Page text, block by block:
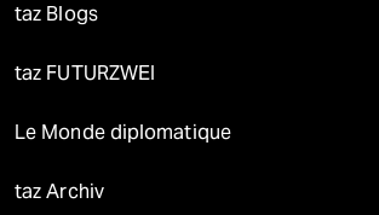
taz Blogs
taz FUTURZWEI
Le Monde diplomatique
taz Archiv